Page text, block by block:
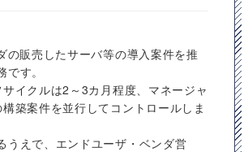
の販売したサーバ等の導入案件を推
す。
イクルは2～3カ月程度、マネージャ
築案件を並行してコントロールしま
うえで、エンドユーザ・ベンダ営